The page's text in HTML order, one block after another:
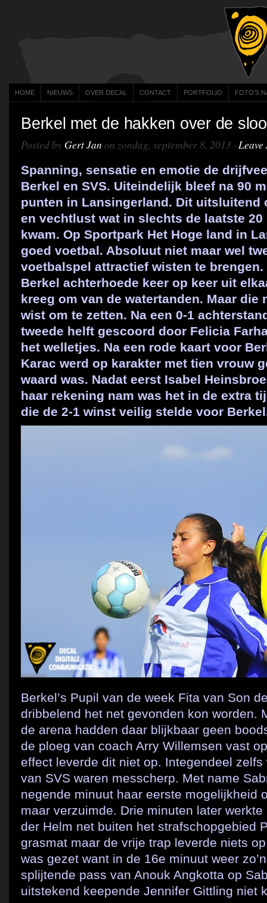
HOME NIEUWS OVER DECAL CONTACT PORTFOLIO FOTO’S
Berkel met de hakken over de
Posted by Gert Jan on zondag, september 8, 2013 · Leave
Spanning, sensatie en emotie de
Berkel en SVS. Uiteindelijk bleef na 90
punten in Lansingerland. Dit uitsluitend
en vechtlust wat in slechts de laatste
kwam. Op Sportpark Het Hoge land in
goed voetbal. Absoluut niet maar wel
voetbalspel attractief wisten te brengen.
Berkel achterhoede keer op keer uit
kreeg om van de watertanden. Maar
wist om te zetten. Na een 0-1
tweede helft gescoord door Felicia
het welletjes. Na een rode kaart voor
Karac werd op karakter met tien vrouw
waard was. Nadat eerst Isabel
haar rekening nam was het in de extra
die de 2-1 winst veilig stelde voor
Berkel’s Pupil van de week Fita van Son
dribbelend het net gevonden kon worden.
de arena hadden daar blijkbaar geen
de ploeg van coach Arry Willemsen vast
effect leverde dit niet op. Integendeel
van SVS waren messcherp. Met name
negende minuut haar eerste mogelijkheid
maar verzuimde. Drie minuten later
der Helm net buiten het strafschopgebied
grasmat maar de vrije trap leverde niets
was gezet want in de 16e minuut weer
splijtende pass van Anouk Angkotta op
uitstekend keepende Jennifer Gittling niet